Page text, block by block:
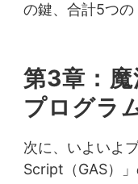
の鍵、合計5つの
第3章：
プログラ
次に、いよいよ
Script（GAS）